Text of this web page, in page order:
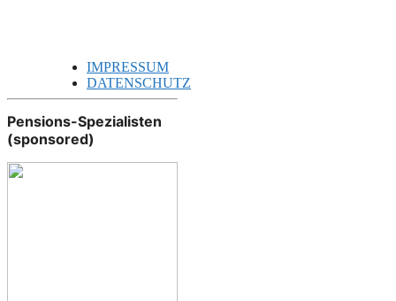
IMPRESSUM
DATENSCHUTZ
Pensions-Spezialisten
(sponsored)